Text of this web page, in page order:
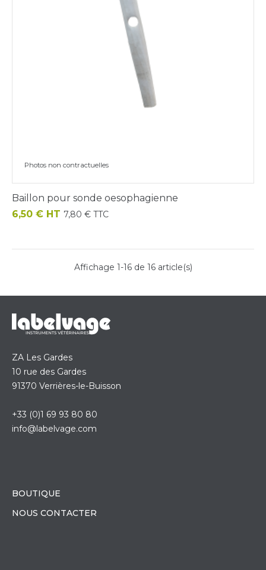
Photos non contractuelles
Baillon pour sonde oesophagienne
Prix
6,50 € HT 7,80 € TTC
Affichage 1-16 de 16 article(s)
ZA Les Gardes
10 rue des Gardes
91370 Verrières-le-Buisson
+33 (0)1 69 93 80 80
info@labelvage.com
BOUTIQUE
NOUS CONTACTER